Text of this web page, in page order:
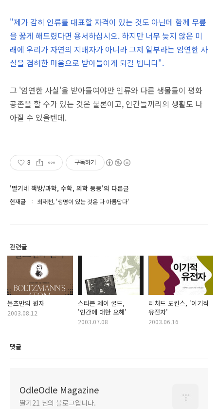
"제가 감히 인류를 대표할 자격이 있는 것도 아닌데 함께 무릎
을 꿇게 해드렸다면 용서하십시오. 하지만 너무 늦지 않은 미
래에 우리가 자연의 지배자가 아니라 그저 일부라는 엄연한 사
실을 겸허한 마음으로 받아들이게 되길 빕니다".
그 '엄연한 사실'을 받아들여야만 인류와 다른 생물들이 평화
공존을 할 수가 있는 것은 물론이고, 인간들끼리의 생활도 나
아질 수 있을텐데.
3 구독하기
'딸기네 책방/과학, 수학, 의학 등등'의 다른글
현재글 최재천, '생명이 있는 것은 다 아름답다'
관련글
볼츠만의 원자
2003.08.12
스티븐 제이 굴드,
'인간에 대한 오해'
2003.07.08
리처드 도킨스, '이기적
유전자'
2003.06.16
댓글
OdleOdle Magazine
딸기21 님의 블로그입니다.